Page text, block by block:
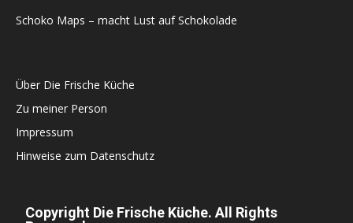
Schoko Maps – macht Lust auf Schokolade
Über Die Frische Küche
Zu meiner Person
Impressum
Hinweise zum Datenschutz
Copyright Die Frische Küche. All Rights